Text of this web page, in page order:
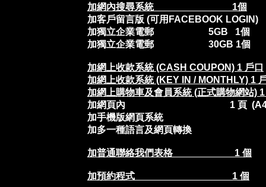
加網內搜尋系統 1個
加客戶留言版 (可用FACEBOOK LOGIN)
加獨立企業電郵
加獨立企業電郵
加網上收款系統 (CASH COUPON) 1 戶口
加網上收款系統 (KEY IN / MONTHLY) 1
加網上購物車及會員系統 (正式購物網站)
加網頁內
1 頁
加手機版網頁系統($4,000
加多一種語言及網
加普通聯絡我們表格 1 個
加預約程式 1 個